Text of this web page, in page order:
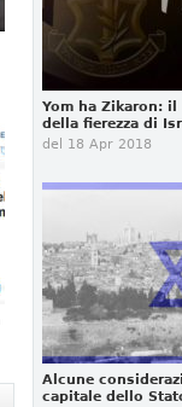
Yom ha Zikaron:
della fierezza di
del 18 Apr 2018
Alcune
capitale dello